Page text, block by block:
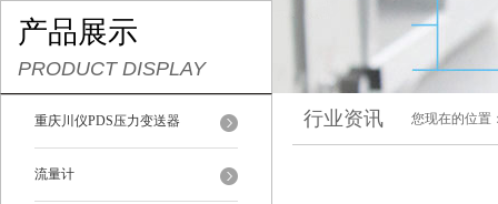
产品展示
PRODUCT DISPLAY
重庆川仪PDS压力变送器
流量计
行业资讯 您现在的位置